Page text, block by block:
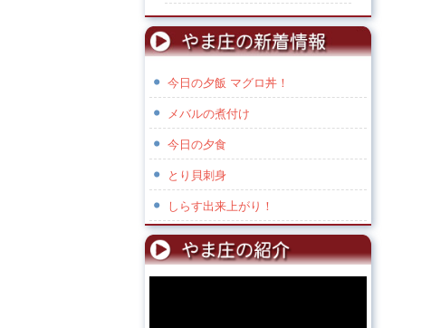
今日の夕飯 マグロ丼！
メバルの煮付け
今日の夕食
とり貝刺身
しらす出来上がり！